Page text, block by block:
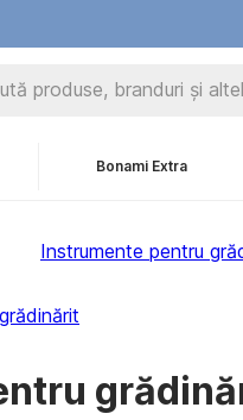
Bonami Extra
Instrumente pentru